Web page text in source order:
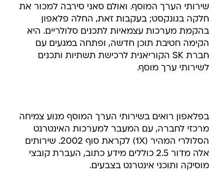
שירותי הערך המוסף. ואולם סאני סירבה למכור את
חלקה בגונקסט; בעקבות זאת, החלה פלאפון
בהקמת מערכות עצמאיות לתכנים סלולריים. היא
הקימה חטיבת תוכן חדשה, ופתחה במגעים עם
חברת SK הקוריאנית לרכישת תשתיות ותכנים
לשירותי ערך מוסף.
בפלאפון רואים בשירותי הערך המוסף מנוע צמיחה
מרכזי לחברה, עם המעבר למערכות האינטרנט
הסלולרי המהיר (1X) לקראת סוף 2002. שירותים
אלה מדור 2.5 כוללים מידע כתוב, העברת קובצי
מוסיקה ותוכני אינטרנט בצבעים.